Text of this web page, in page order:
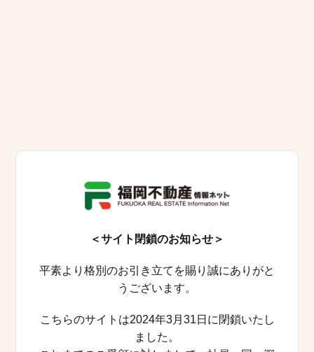
＜サイト閉鎖のお知らせ＞
平素より格別のお引き立てを賜り誠にありがと
うございます。
こちらのサイトは2024年3月31日に閉鎖いたし
ました。